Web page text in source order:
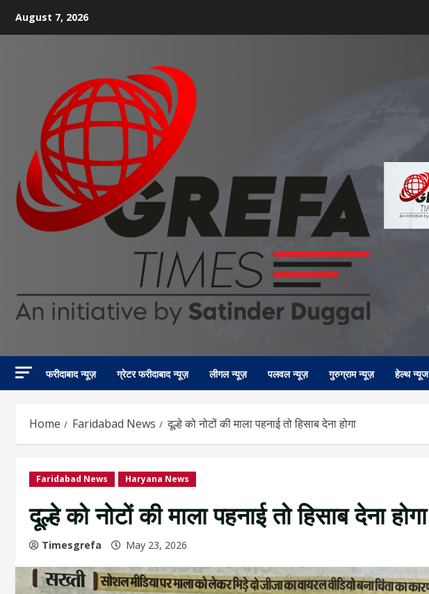
August 7, 2026
फरीदाबाद न्यूज़ ग्रेटर फरीदाबाद न्यूज़ लीगल न्यूज़ पलवल न्यूज़ गुरुग्राम न्यूज़ हेल्थ न्यूज
Home Faridabad News दूल्हे को नोटों की माला पहनाई तो हिसाब देना होगा
Faridabad News Haryana News
दूल्हे को नोटों की माला पहनाई तो हिसाब देना होगा
Timesgrefa May 23, 2026